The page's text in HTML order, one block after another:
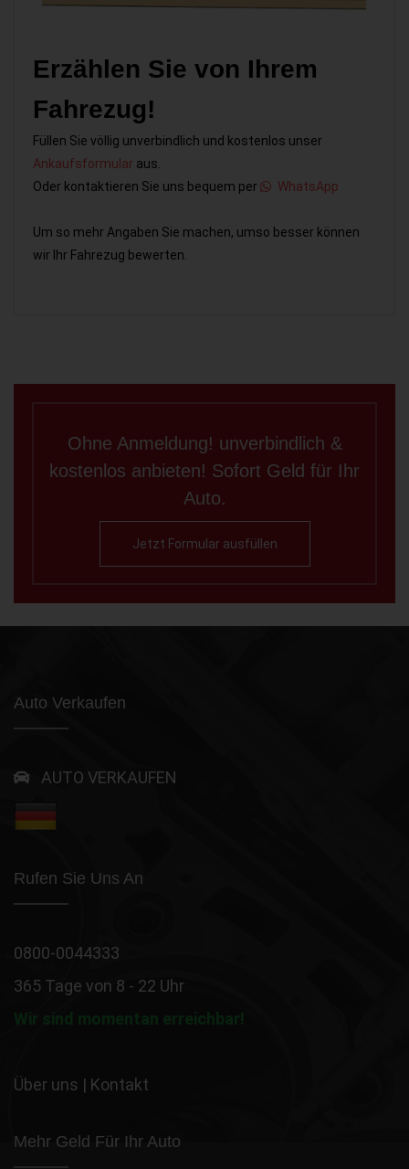
Erzählen Sie von Ihrem
Fahrezug!
Füllen Sie völlig unverbindlich und kostenlos unser
Ankaufsformular aus.
Oder kontaktieren Sie uns bequem per
WhatsApp
Um so mehr Angaben Sie machen, umso besser können
wir Ihr Fahrezug bewerten.
Ohne Anmeldung! unverbindlich &
kostenlos anbieten! Sofort Geld für Ihr
Auto.
Jetzt Formular ausfüllen
Auto Verkaufen
AUTO VERKAUFEN
Rufen Sie Uns An
0800-0044333
365 Tage von 8 - 22 Uhr
Wir sind momentan erreichbar!
Über uns | Kontakt
Mehr Geld Für Ihr Auto